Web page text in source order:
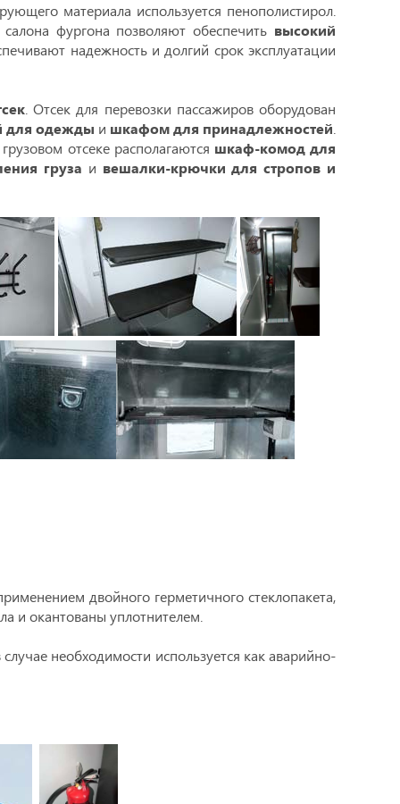
материала используется пенополистирол.
фургона позволяют обеспечить высокий
надежность и долгий срок эксплуатации
. Отсек для перевозки пассажиров оборудован
для одежды и шкафом для принадлежностей
отсеке располагаются шкаф-комод для
груза и вешалки-крючки для стропов и
двойного герметичного стеклопакета,
и окантованы уплотнителем.
необходимости используется как аварийно-